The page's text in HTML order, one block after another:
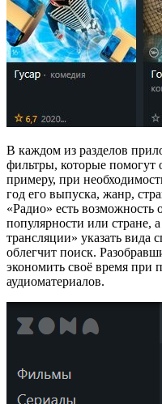
В каждом из разделов
фильтры, которые помогут
примеру, при
год его выпуска, жанр,
«Радио» есть возможность
популярности или стране,
трансляции» указать вида
облегчит поиск.
экономить своё время при
аудиоматериалов.